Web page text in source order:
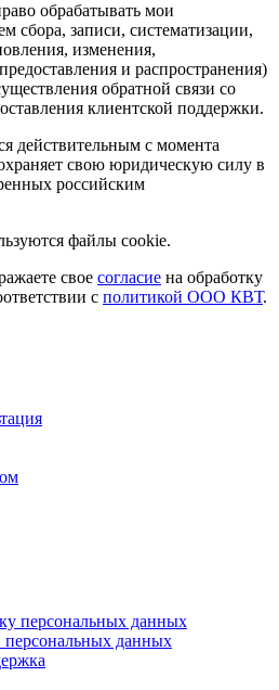
обрабатывать мои
сбора, записи, систематизации,
изменения,
и распространения)
обратной связи со
клиентской поддержки.
действительным с момента
свою юридическую силу в
российским
файлы cookie.
свое согласие на обработку
с политикой ООО КВТ.
персональных данных
персональных данных